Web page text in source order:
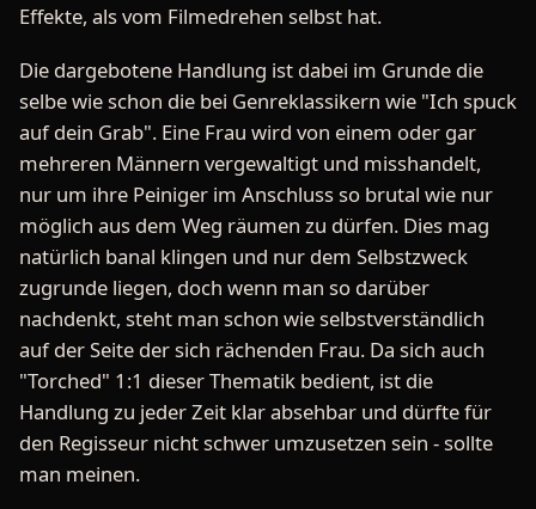
Effekte, als vom Filmedrehen selbst hat.
Die dargebotene Handlung ist dabei im Grunde die
selbe wie schon die bei Genreklassikern wie "Ich spuck
auf dein Grab". Eine Frau wird von einem oder gar
mehreren Männern vergewaltigt und misshandelt,
nur um ihre Peiniger im Anschluss so brutal wie nur
möglich aus dem Weg räumen zu dürfen. Dies mag
natürlich banal klingen und nur dem Selbstzweck
zugrunde liegen, doch wenn man so darüber
nachdenkt, steht man schon wie selbstverständlich
auf der Seite der sich rächenden Frau. Da sich auch
"Torched" 1:1 dieser Thematik bedient, ist die
Handlung zu jeder Zeit klar absehbar und dürfte für
den Regisseur nicht schwer umzusetzen sein - sollte
man meinen.